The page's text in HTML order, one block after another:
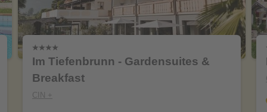
Im Tiefenbrunn - Gardensuites &
Breakfast
CIN +